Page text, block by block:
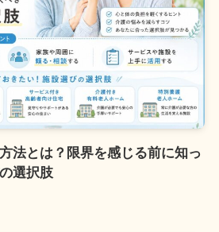
法とは？限界を感じる前に知っ
選択肢